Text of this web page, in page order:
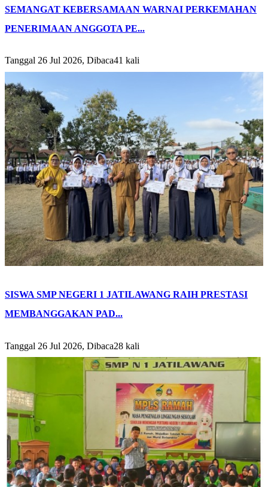
SEMANGAT KEBERSAMAAN WARNAI PERKEMAHAN
PENERIMAAN ANGGOTA PE...
Tanggal 26 Jul 2026, Dibaca41 kali
SISWA SMP NEGERI 1 JATILAWANG RAIH PRESTASI
MEMBANGGAKAN PAD...
Tanggal 26 Jul 2026, Dibaca28 kali